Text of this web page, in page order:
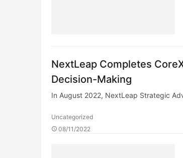
NextLeap Completes
Decision-Making
In August 2022, NextLeap Strategic
Uncategorized
08/11/2022